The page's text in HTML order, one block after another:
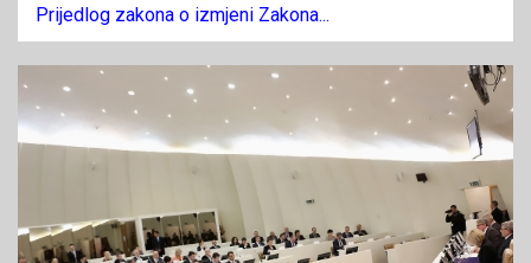
Prijedlog zakona o izmjeni Zakona...